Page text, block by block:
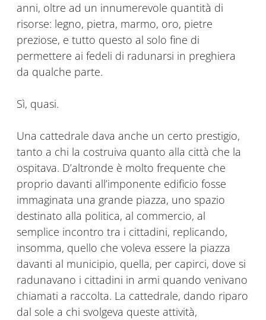
anni, oltre ad un innumerevole quantità di
risorse: legno, pietra, marmo, oro, pietre
preziose, e tutto questo al solo fine di
permettere ai fedeli di radunarsi in preghiera
da qualche parte.
Sì, quasi.
Una cattedrale dava anche un certo prestigio,
tanto a chi la costruiva quanto alla città che la
ospitava. D’altronde è molto frequente che
proprio davanti all’imponente edificio fosse
immaginata una grande piazza, uno spazio
destinato alla politica, al commercio, al
semplice incontro tra i cittadini, replicando,
insomma, quello che voleva essere la piazza
davanti al municipio, quella, per capirci, dove si
radunavano i cittadini in armi quando venivano
chiamati a raccolta. La cattedrale, dando riparo
dal sole a chi svolgeva queste attività,